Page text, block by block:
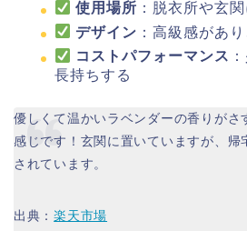
使用場所 ：脱衣所や玄
デザイン ：高級感があ
コストパフォーマンス
長持ちする
優しくて温かいラベンダーの香りがさ
感じです！玄関に置いていますが、帰
されています。
出典：楽天市場